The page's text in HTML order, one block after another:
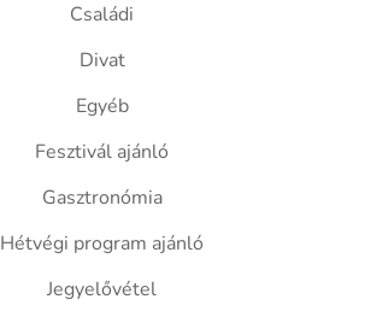
Családi
Divat
Egyéb
Fesztivál ajánló
Gasztronómia
Hétvégi program ajánló
Jegyelővétel